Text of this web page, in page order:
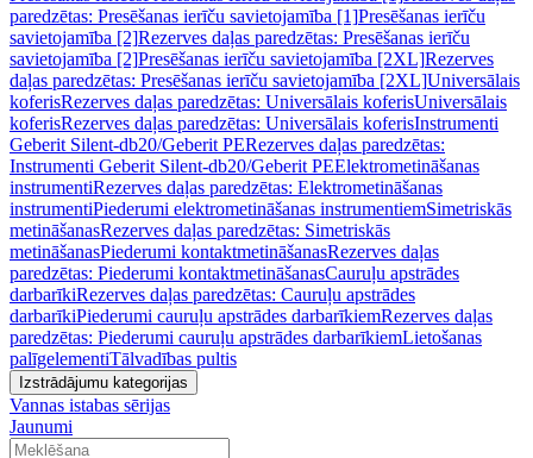
paredzētas: Presēšanas ierīču savietojamība [1]Presēšanas ierīču
savietojamība [2]Rezerves daļas paredzētas: Presēšanas ierīču
savietojamība [2]Presēšanas ierīču savietojamība [2XL]Rezerves
daļas paredzētas: Presēšanas ierīču savietojamība [2XL]Universālais
koferisRezerves daļas paredzētas: Universālais koferisUniversālais
koferisRezerves daļas paredzētas: Universālais koferisInstrumenti
Geberit Silent-db20/Geberit PERezerves daļas paredzētas:
Instrumenti Geberit Silent-db20/Geberit PEElektrometināšanas
instrumentiRezerves daļas paredzētas: Elektrometināšanas
instrumentiPiederumi elektrometināšanas instrumentiemSimetriskās
metināšanasRezerves daļas paredzētas: Simetriskās
metināšanasPiederumi kontaktmetināšanasRezerves daļas
paredzētas: Piederumi kontaktmetināšanasCauruļu apstrādes
darbarīkiRezerves daļas paredzētas: Cauruļu apstrādes
darbarīkiPiederumi cauruļu apstrādes darbarīkiemRezerves daļas
paredzētas: Piederumi cauruļu apstrādes darbarīkiemLietošanas
palīgelementiTālvadības pultis
Izstrādājumu kategorijas
Vannas istabas sērijas
Jaunumi